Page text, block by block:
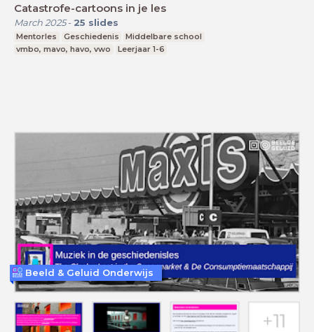
Catastrofe-cartoons in je les
March 2025- 25 slides
Mentorles Geschiedenis
Middelbare school
vmbo, mavo, havo, vwo
Leerjaar 1-6
Beeld & Geluid Onderwijs